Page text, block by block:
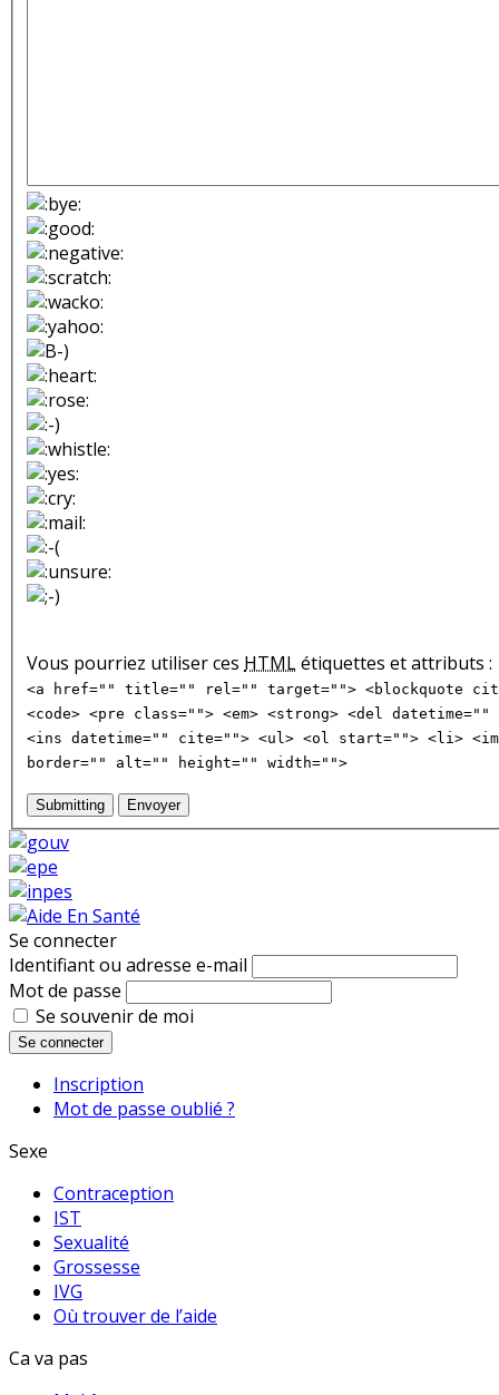
Vous pourriez utiliser ces HTMLétiquettes et attributs :
<a href="" title="" rel="" target=""> <blockquote
<code> <pre class=""> <em> <strong> <del
<ins datetime="" cite=""> <ul> <ol start=""> <li>
border="" alt="" height="" width="">
Submitting Envoyer
Se connecter
Identifiant ou adresse e-mail
Mot de passe
Se souvenir de moi
Se connecter
Inscription
Mot de passe oublié ?
Sexe
Contraception
IST
Sexualité
Grossesse
IVG
Où trouver de l’aide
Ca va pas